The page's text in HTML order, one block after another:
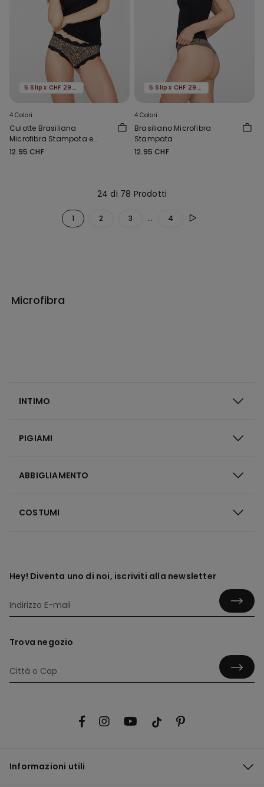
5 Slip x CHF 29.90
4 Colori
Culotte Brasiliana
Microfibra Stampata e
Pizzo Riciclato
12.95 CHF
5 Slip x CHF 29.90
4 Colori
Brasiliano Microfibra
Stampata
12.95 CHF
24 di 78 Prodotti
1 2 3 ... 4
Microfibra
INTIMO
PIGIAMI
ABBIGLIAMENTO
COSTUMI
Hey! Diventa uno di noi, iscriviti alla newsletter
Trova negozio
Informazioni utili